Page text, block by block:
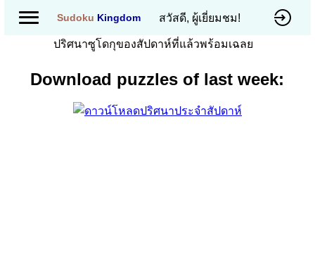
Sudoku Kingdom สวัสดี, ผู้เยี่ยมชม!
ปริศนาซูโดกุของสัปดาห์ที่แล้วพร้อมเฉลย
Download puzzles of last week: